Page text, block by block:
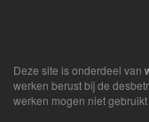
Deze site is onderdeel van
werken berust bij de
werken mogen niet